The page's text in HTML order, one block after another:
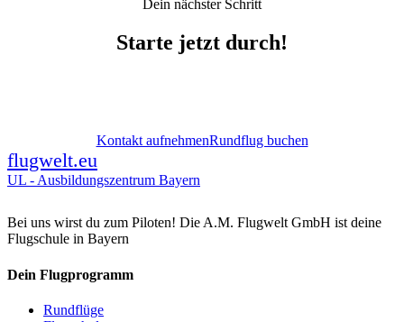
Dein nächster Schritt
Starte jetzt durch!
Kontakt aufnehmenRundflug buchen
flugwelt.eu
UL - Ausbildungszentrum Bayern
Bei uns wirst du zum Piloten! Die A.M. Flugwelt GmbH ist deine
Flugschule in Bayern
Dein Flugprogramm
Rundflüge